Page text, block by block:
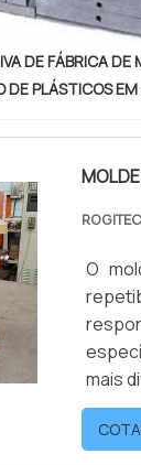
DE FÁBRICA DE
DE PLÁSTICOS EM
ROGITEC
O
mais